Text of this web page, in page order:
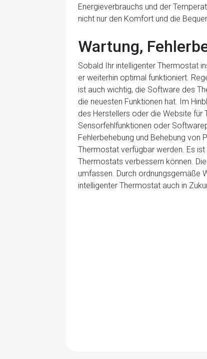
Energieverbrauchs und der
nicht nur den Komfort und die
Wartung,
Sobald Ihr intelligenter Thermostat
er weiterhin optimal funktioniert.
ist auch wichtig, die Software des
die neuesten Funktionen hat. Im
des Herstellers oder die Website für
Sensorfehlfunktionen oder
Fehlerbehebung und Behebung von
Thermostat verfügbar werden. Es
Thermostats verbessern können.
umfassen. Durch ordnungsgemäße
intelligenter Thermostat auch in